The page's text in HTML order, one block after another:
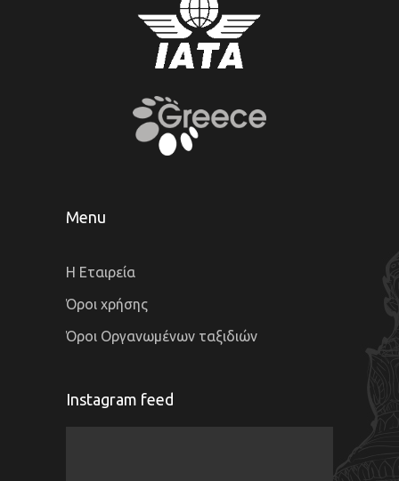
Menu
Η Εταιρεία
Όροι χρήσης
Όροι Οργανωμένων ταξιδιών
Instagram feed